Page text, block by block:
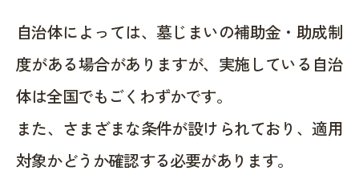
自治体によっては、墓じまいの補助金・助成制
度がある場合がありますが、実施している自治
体は全国でもごくわずかです。
また、さまざまな条件が設けられており、適用
対象かどうか確認する必要があります。